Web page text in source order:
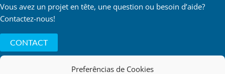
Preferências de Cookies
Vous avez un projet en tête, une question ou besoin d’aide?
Contactez-nous!
CONTACT